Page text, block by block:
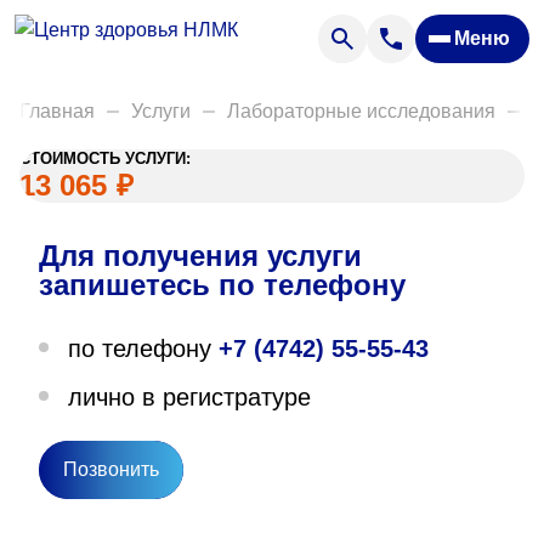
Меню
Анализы
Акции
Пациентам
Вакансии
О нас
Направления деятельности
Главная Услуги Лабораторные исследования
СТОИМОСТЬ УСЛУГИ:
13 065 ₽
Для получения услуги
запишетесь по телефону
по телефону +7 (4742) 55-55-43
лично в регистратуре
Позвонить